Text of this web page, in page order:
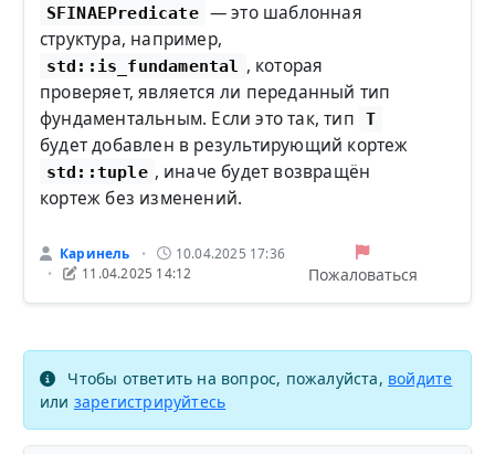
SFINAEPredicate — это шаблонная
структура, например,
std::is_fundamental
, которая
проверяет, является ли переданный тип
фундаментальным. Если это так, тип
T
будет добавлен в результирующий кортеж
std::tuple , иначе будет возвращён
кортеж без изменений.
Каринель • 10.04.2025 17:36
• 11.04.2025 14:12 Пожаловаться
Чтобы ответить на вопрос, пожалуйста, войдите
или зарегистрируйтесь